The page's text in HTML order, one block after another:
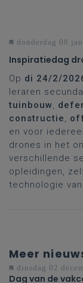
donderdag 08
Inspiratiedag
Op di 24/2/
leraren
tuinbouw,
constructie,
en voor
drones in het
verschillende
opleidingen,
technologie
Meer
dinsdag 02
Dag van de